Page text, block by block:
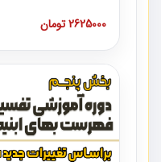
ردیف ها و مطالب فهرست
دوره به صورت کامل
دوره با کلام مهندس
مشاور در امر بازنگری
همکارانی که در حوزه
توصیه می کنیم از مطالب
2625000 تومان